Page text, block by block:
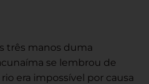
três manos duma
se lembrou de
era impossível por causa